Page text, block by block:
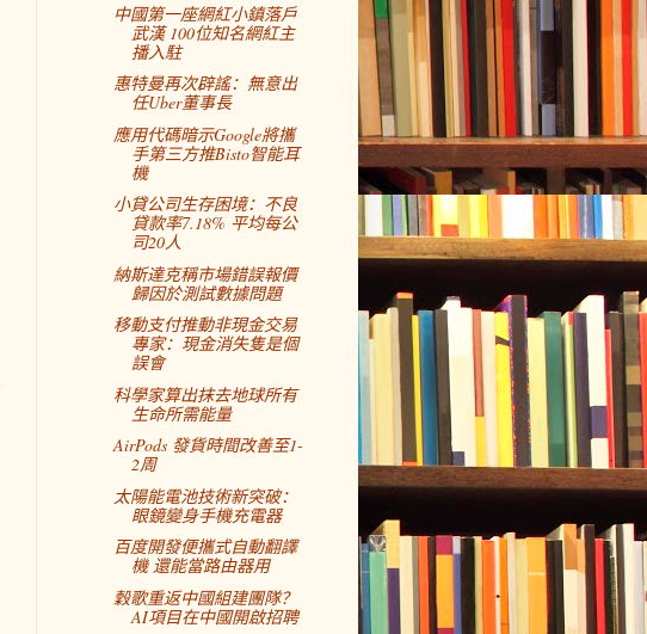
中國第一座網紅小鎮落戶
武漢 100位知名網紅主
播入駐
惠特曼再次辟謠：無意出
任Uber董事長
應用代碼暗示Google將攜
手第三方推Bisto智能耳
機
小貸公司生存困境：不良
貸款率7.18% 平均每公
司20人
納斯達克稱市場錯誤報價
歸因於測試數據問題
移動支付推動非現金交易
專家：現金消失隻是個
誤會
科學家算出抹去地球所有
生命所需能量
AirPods 發貨時間改善至1-
2周
太陽能電池技術新突破：
眼鏡變身手機充電器
百度開發便攜式自動翻譯
機 還能當路由器用
穀歌重返中國組建團隊？
AI項目在中國開啟招聘